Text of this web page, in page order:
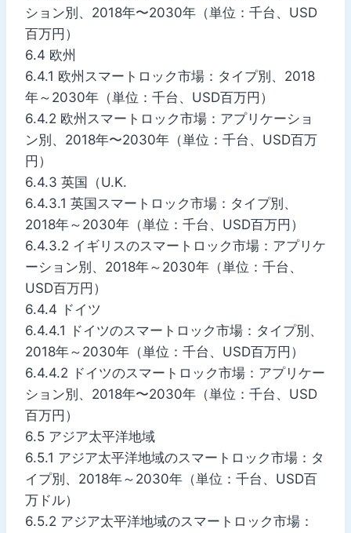
ション別、2018年〜2030年（単位：千台、USD
百万円）
6.4 欧州
6.4.1 欧州スマートロック市場：タイプ別、2018
年～2030年（単位：千台、USD百万円）
6.4.2 欧州スマートロック市場：アプリケーショ
ン別、2018年〜2030年（単位：千台、USD百万
円）
6.4.3 英国（U.K.
6.4.3.1 英国スマートロック市場：タイプ別、
2018年～2030年（単位：千台、USD百万円）
6.4.3.2 イギリスのスマートロック市場：アプリケ
ーション別、2018年～2030年（単位：千台、
USD百万円）
6.4.4 ドイツ
6.4.4.1 ドイツのスマートロック市場：タイプ別、
2018年～2030年（単位：千台、USD百万円）
6.4.4.2 ドイツのスマートロック市場：アプリケー
ション別、2018年〜2030年（単位：千台、USD
百万円）
6.5 アジア太平洋地域
6.5.1 アジア太平洋地域のスマートロック市場：タ
イプ別、2018年～2030年（単位：千台、USD百
万ドル）
6.5.2 アジア太平洋地域のスマートロック市場：